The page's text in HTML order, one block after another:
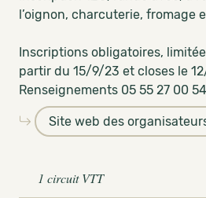
l’oignon, charcuterie, fromage
Inscriptions obligatoires,
partir du 15/9/23 et closes le
Renseignements 05 55 27 00 54
Site web des
1 circuit VTT